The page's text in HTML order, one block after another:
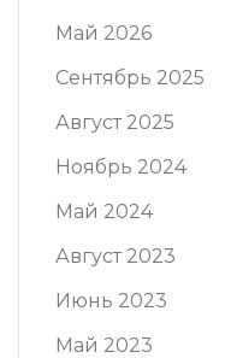
Май 2026
Сентябрь 2025
Август 2025
Ноябрь 2024
Май 2024
Август 2023
Июнь 2023
Май 2023